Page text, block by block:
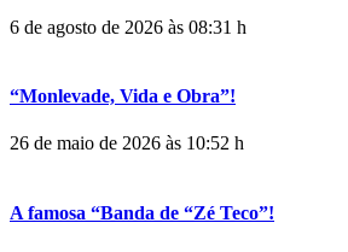
6 de agosto de 2026 às 08:31 h
“Monlevade, Vida e Obra”!
26 de maio de 2026 às 10:52 h
A famosa “Banda de “Zé Teco”!